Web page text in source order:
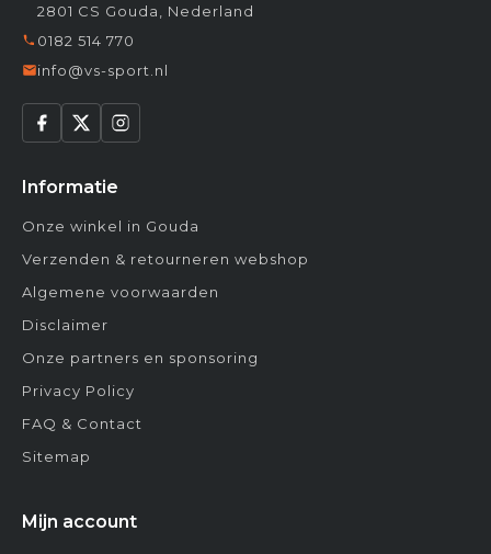
2801 CS Gouda, Nederland
0182 514 770
info@vs-sport.nl
Informatie
Onze winkel in Gouda
Verzenden & retourneren webshop
Algemene voorwaarden
Disclaimer
Onze partners en sponsoring
Privacy Policy
FAQ & Contact
Sitemap
Mijn account